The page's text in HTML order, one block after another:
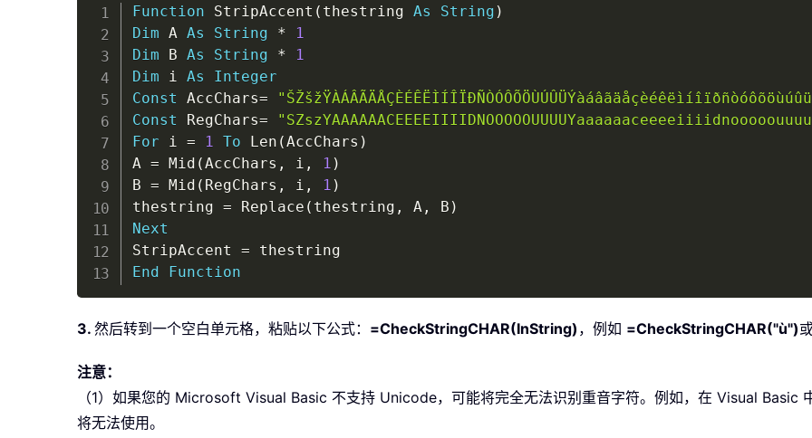
Function StripAccent ( thestring As String )
Dim A As String *
1
Dim B As String *
1
Dim i As
Integer
Const AccChars=
Const RegChars=
For i = 1 To Len (AccChars )
A = Mid (AccChars , i , 1 )
B = Mid ( RegChars , i , 1 )
thestring = Replace ( thestring , A, B )
Next
StripAccent =
End
Function
3. 然后转到一个空白单元格，粘贴以下公式： =CheckStringCHAR(InString) ，例如 =CheckStringCHAR("ù")
注意：
（1）如果您的 Microsoft Visual Basic 不支持 Unicode，可能将完全无法识别重音字符。例如，在 Visual Basic
将无法使用。